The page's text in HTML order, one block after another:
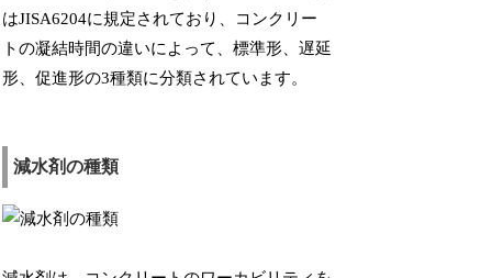
はJISA6204に規定されており、コンクリー
トの凝結時間の違いによって、標準形、遅延
形、促進形の3種類に分類されています。
減水剤の種類